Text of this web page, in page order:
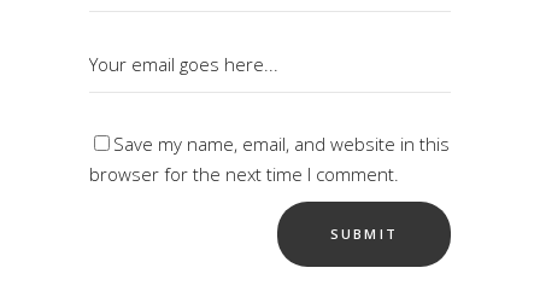
Save my name, email, and website in this
browser for the next time I comment.